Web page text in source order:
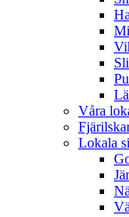
Våra
Lokala